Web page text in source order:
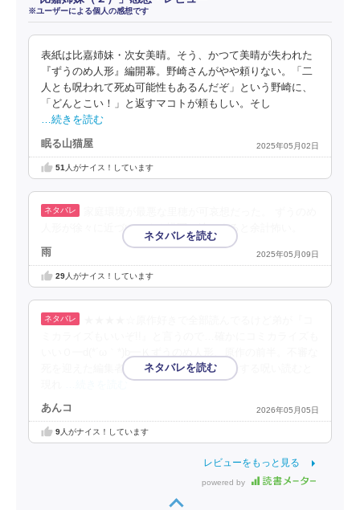
※ユーザーによる個人の感想です
表紙は比嘉姉妹・次女美晴。そう、かつて美晴が失われた
『ずうのめ人形』編開幕。野崎さんがやや頼りない。「二
人とも呪われて死ぬ可能性もあるんだぞ」という野崎に、
「どんとこい！」と返すマコトが頼もしい。そし
…続きを読む
眠る山猫屋 2025年05月02日
51 人がナイス！しています
人形が徐々に近づいてくる描写は絵にすると余計怖い。
雨 2025年05月09日
29人がナイス！しています
死を迎えた編集者たちが読んでたのは伝染する呪い読むと
あんコ 2026年05月05日
9人がナイス！しています
レビューをもっと見る
powered by